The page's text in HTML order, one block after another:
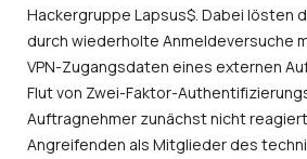
Hackergruppe Lapsus$. Dabei lösten
durch wiederholte Anmeldeversuche
VPN-Zugangsdaten eines externen
Flut von Zwei-Faktor-
Auftragnehmer zunächst nicht
Angreifenden als Mitglieder des